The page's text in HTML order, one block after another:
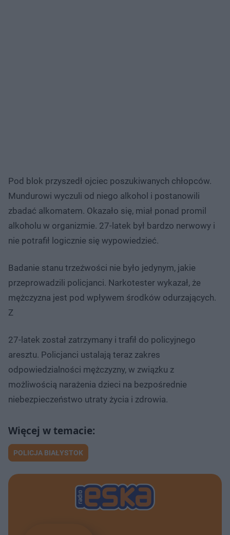
Pod blok przyszedł ojciec poszukiwanych chłopców.
Mundurowi wyczuli od niego alkohol i postanowili
zbadać alkomatem. Okazało się, miał ponad promil
alkoholu w organizmie. 27-latek był bardzo nerwowy i
nie potrafił logicznie się wypowiedzieć.
Badanie stanu trzeźwości nie było jedynym, jakie
przeprowadzili policjanci. Narkotester wykazał, że
mężczyzna jest pod wpływem środków odurzających.
Z
27-latek został zatrzymany i trafił do policyjnego
aresztu. Policjanci ustalają teraz zakres
odpowiedzialności mężczyzny, w związku z
możliwością narażenia dzieci na bezpośrednie
niebezpieczeństwo utraty życia i zdrowia.
POLICJA BIAŁYSTOK